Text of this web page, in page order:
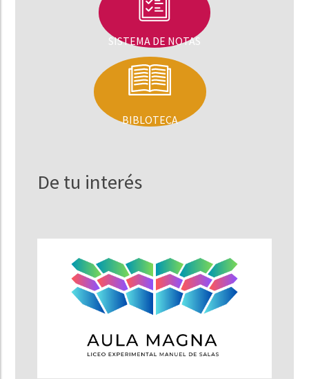
SISTEMA DE NOTAS
BIBLOTECA
De tu interés